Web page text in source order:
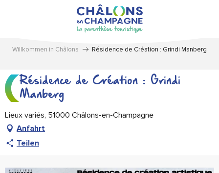
Willkommen in Châlons Résidence de Création : Grindi Manberg
Résidence de Création : Grindi
Manberg
Lieux variés, 51000 Châlons-en-Champagne
Anfahrt
Teilen